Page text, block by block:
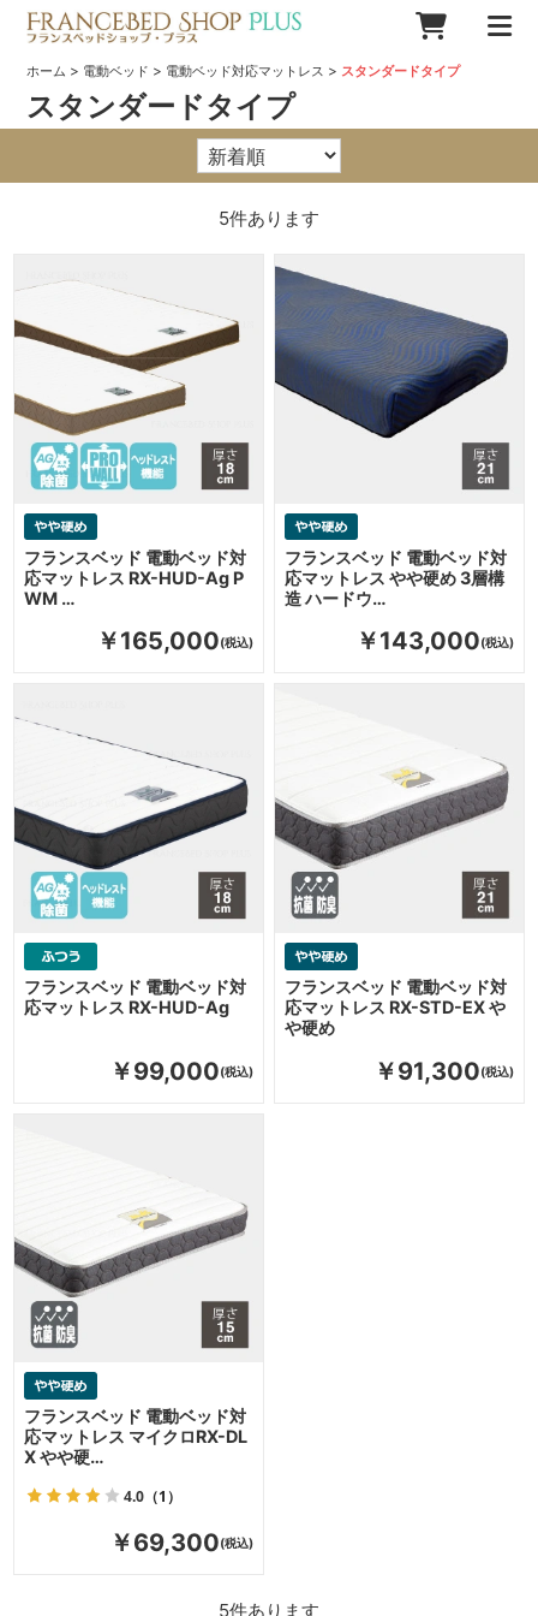
ホーム > 電動ベッド > 電動ベッド対応マットレス > スタンダードタイプ
スタンダードタイプ
5件あります
フランスベッド 電動ベッド対
応マットレス RX-HUD-Ag P
WM …
￥165,000
フランスベッド 電動ベッド対
応マットレス やや硬め 3層構
造 ハードウ…
￥143,000
フランスベッド 電動ベッド対
応マットレス RX-HUD-Ag
￥99,000
フランスベッド 電動ベッド対
応マットレス RX-STD-EX や
や硬め
￥91,300
フランスベッド 電動ベッド対
応マットレス マイクロRX-DL
X やや硬…
4.0 （1）
￥69,300
5件あります